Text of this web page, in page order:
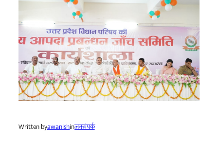
Written byawanishinजनसंपर्क